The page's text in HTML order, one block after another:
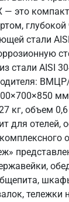
— это
глубокой
стали
стали AISI
кг, объем
для отелей,
тележки